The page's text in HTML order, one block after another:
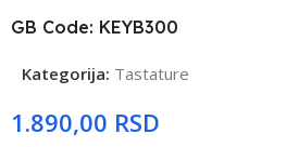
GB Code: KEYB300
Kategorija: Tastature
RSD